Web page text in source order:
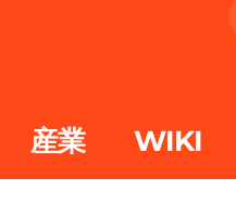
産業 WIKI